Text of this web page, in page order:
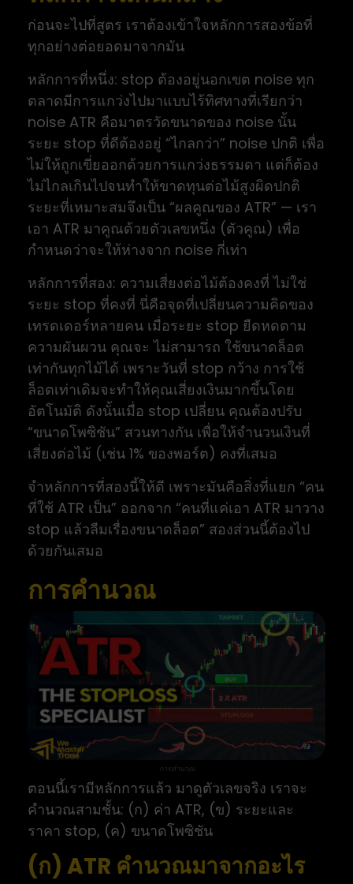
ก่อนจะไปที่สูตร เราต้องเข้าใจหลักการสองข้อที่
ทุกอย่างต่อยอดมาจากมัน
หลักการที่หนึ่ง: stop ต้องอยู่นอกเขต noise ทุก
ตลาดมีการแกว่งไปมาแบบไร้ทิศทางที่เรียกว่า
noise ATR คือมาตรวัดขนาดของ noise นั้น
ระยะ stop ที่ดีต้องอยู่ “ไกลกว่า” noise ปกติ เพื่อ
ไม่ให้ถูกเขี่ยออกด้วยการแกว่งธรรมดา แต่ก็ต้อง
ไม่ไกลเกินไปจนทำให้ขาดทุนต่อไม้สูงผิดปกติ
ระยะที่เหมาะสมจึงเป็น “ผลคูณของ ATR” — เรา
เอา ATR มาคูณด้วยตัวเลขหนึ่ง (ตัวคูณ) เพื่อ
กำหนดว่าจะให้ห่างจาก noise กี่เท่า
หลักการที่สอง: ความเสี่ยงต่อไม้ต้องคงที่ ไม่ใช่
ระยะ stop ที่คงที่ นี่คือจุดที่เปลี่ยนความคิดของ
เทรดเดอร์หลายคน เมื่อระยะ stop ยืดหดตาม
ความผันผวน คุณจะ ไม่สามารถ ใช้ขนาดล็อต
เท่ากันทุกไม้ได้ เพราะวันที่ stop กว้าง การใช้
ล็อตเท่าเดิมจะทำให้คุณเสี่ยงเงินมากขึ้นโดย
อัตโนมัติ ดังนั้นเมื่อ stop เปลี่ยน คุณต้องปรับ
“ขนาดโพซิชัน” สวนทางกัน เพื่อให้จำนวนเงินที่
เสี่ยงต่อไม้ (เช่น 1% ของพอร์ต) คงที่เสมอ
จำหลักการที่สองนี้ให้ดี เพราะมันคือสิ่งที่แยก “คน
ที่ใช้ ATR เป็น” ออกจาก “คนที่แค่เอา ATR มาวาง
stop แล้วลืมเรื่องขนาดล็อต” สองส่วนนี้ต้องไป
ด้วยกันเสมอ
การคำนวณ
การคำนวณ
ตอนนี้เรามีหลักการแล้ว มาดูตัวเลขจริง เราจะ
คำนวณสามชั้น: (ก) ค่า ATR, (ข) ระยะและ
ราคา stop, (ค) ขนาดโพซิชัน
(ก) ATR คำนวณมาจากอะไร